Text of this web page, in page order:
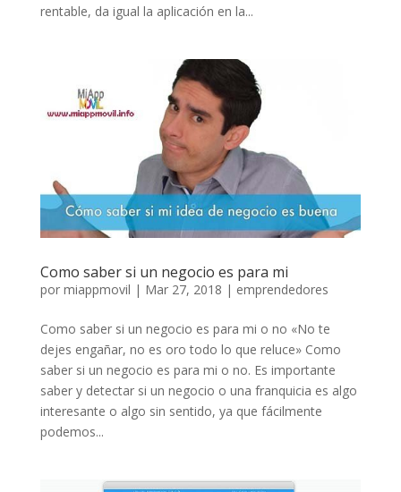
rentable, da igual la aplicación en la...
Como saber si un negocio es para mi
por miappmovil | Mar 27, 2018 | emprendedores
Como saber si un negocio es para mi o no «No te
dejes engañar, no es oro todo lo que reluce» Como
saber si un negocio es para mi o no. Es importante
saber y detectar si un negocio o una franquicia es algo
interesante o algo sin sentido, ya que fácilmente
podemos...